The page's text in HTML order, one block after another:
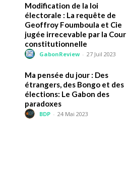
Modification de la loi
électorale : La requête de
Geoffroy Foumboula et Cie
jugée irrecevable par la Cour
constitutionnelle
GabonReview - 27 Juil 2023
Ma pensée du jour : Des
étrangers, des Bongo et des
élections: Le Gabon des
paradoxes
BDP - 24 Mai 2023